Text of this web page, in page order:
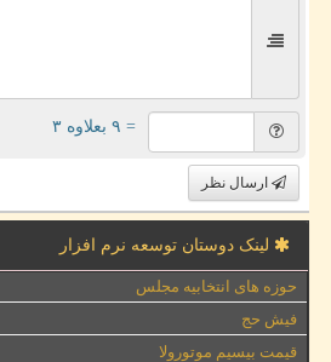
= ۹ بعلاوه ۳
ارسال نظر
لینک دوستان توسعه نرم افزار
حوزه های انتخابیه مجلس
فیش حج
قیمت بیسیم موتورولا